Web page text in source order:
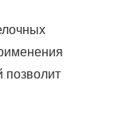
позволит